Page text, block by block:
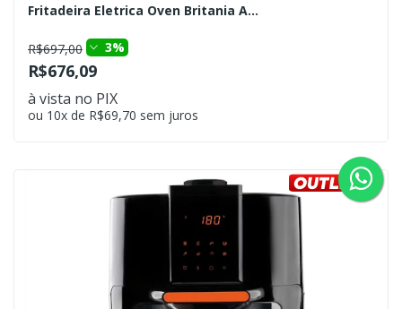
Fritadeira Eletrica Oven Britania A...
R$697,00 3%
R$676,09
à vista no PIX
ou 10x de R$69,70 sem juros